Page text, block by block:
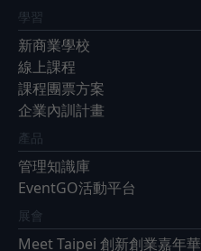
學習
新商業學校
線上課程
課程團票方案
企業內訓計畫
產品
管理知識庫
EventGO活動平台
展會
Meet Taipei 創新創業嘉年華